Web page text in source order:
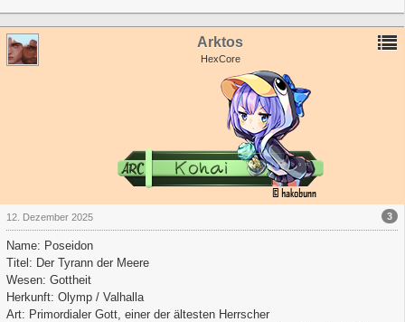
Arktos
HexCore
3
12. Dezember 2025
Name: Poseidon
Titel: Der Tyrann der Meere
Wesen: Gottheit
Herkunft: Olymp / Valhalla
Art: Primordialer Gott, einer der ältesten Herrscher